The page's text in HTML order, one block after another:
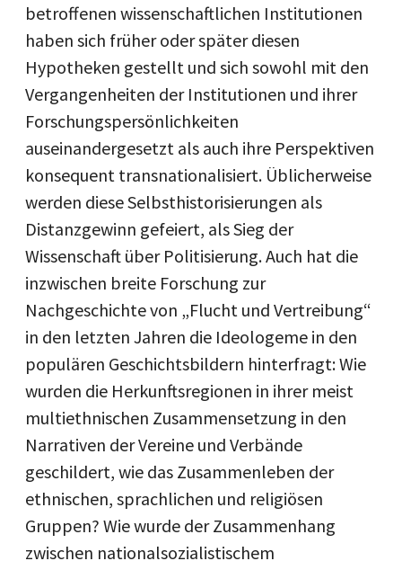
betroffenen wissenschaftlichen Institutionen
haben sich früher oder später diesen
Hypotheken gestellt und sich sowohl mit den
Vergangenheiten der Institutionen und ihrer
Forschungspersönlichkeiten
auseinandergesetzt als auch ihre Perspektiven
konsequent transnationalisiert. Üblicherweise
werden diese Selbsthistorisierungen als
Distanzgewinn gefeiert, als Sieg der
Wissenschaft über Politisierung. Auch hat die
inzwischen breite Forschung zur
Nachgeschichte von „Flucht und Vertreibung“
in den letzten Jahren die Ideologeme in den
populären Geschichtsbildern hinterfragt: Wie
wurden die Herkunftsregionen in ihrer meist
multiethnischen Zusammensetzung in den
Narrativen der Vereine und Verbände
geschildert, wie das Zusammenleben der
ethnischen, sprachlichen und religiösen
Gruppen? Wie wurde der Zusammenhang
zwischen nationalsozialistischem